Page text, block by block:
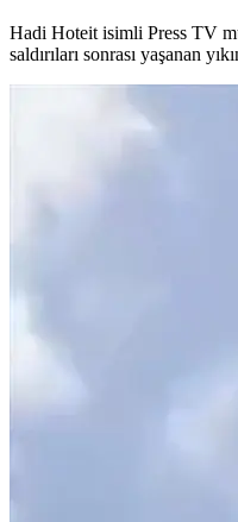
Hadi Hoteit isimli Press TV
saldırıları sonrası yaşanan